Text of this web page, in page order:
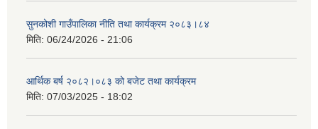
सुनकोशी गाउँपालिका नीति तथा कार्यक्रम २०८३।८४
मिति: 06/24/2026 - 21:06
आर्थिक बर्ष २०८२।०८३ को बजेट तथा कार्यक्रम
मिति: 07/03/2025 - 18:02